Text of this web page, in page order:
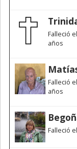
Falleció
años
Falleció
años
Falleció